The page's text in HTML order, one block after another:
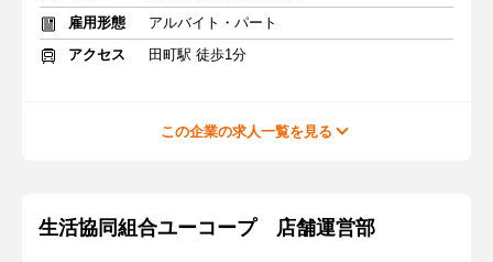
雇用形態
アルバイト・パート
アクセス
田町駅 徒歩1分
この企業の求人一覧を見る
生活協同組合ユーコープ 店舗運営部